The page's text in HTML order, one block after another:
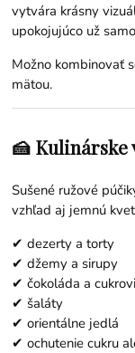
vytvára krásny
upokojujúco už
Možno kombinovať
mätou.
🍰 Kulinárske
Sušené ružové
vzhľad aj jemnú
✔ dezerty a torty
✔ džemy a sirupy
✔ čokoláda a
✔ šaláty
✔ orientálne jedlá
✔ ochutenie cukru